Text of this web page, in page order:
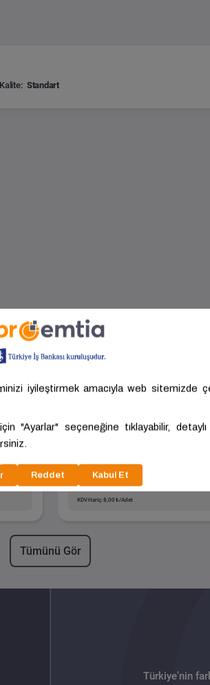
Kalite: Standart
-
Boyut
100.00x385.00x185.00
8,80 ₺/Adet
KDV Hariç: 8,00 ₺/Adet
Tümünü Gör
Türkiye’nin